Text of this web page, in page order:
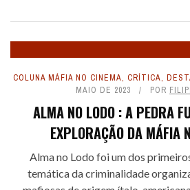
COLUNA MÁFIA NO CINEMA, CRÍTICA,
MAIO DE 2023
POR
ALMA NO LODO : A PEDRA
EXPLORAÇÃO DA MÁFIA
Alma no Lodo foi um dos
temática da criminalidade